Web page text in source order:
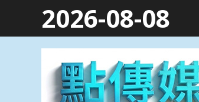
2026-08-08